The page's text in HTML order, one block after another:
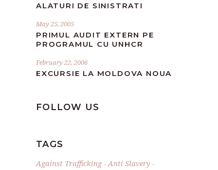
ALATURI DE SINISTRATI
May 25, 2005
PRIMUL AUDIT EXTERN PE
PROGRAMUL CU UNHCR
February 22, 2006
EXCURSIE LA MOLDOVA NOUA
FOLLOW US
TAGS
Against Trafficking
Anti Slavery